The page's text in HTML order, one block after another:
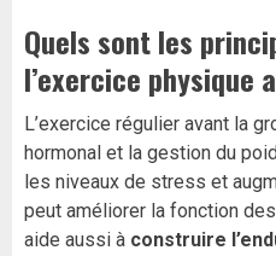
Quels sont les
l’exercice physique
L’exercice régulier avant la
hormonal et la gestion du
les niveaux de stress et
peut améliorer la fonction
aide aussi à construire